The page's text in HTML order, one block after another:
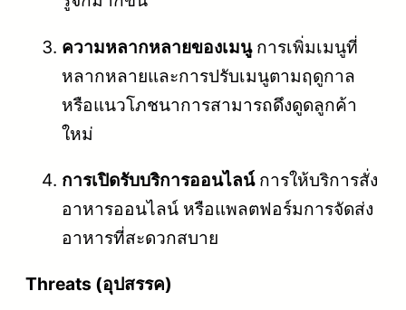
ความหลากหลายของเมนูการเพิ่มเมนูที่
หลากหลายและการปรับเมนูตามฤดูกาล
หรือแนวโภชนาการสามารถดึงดูดลูกค้า
ใหม่
การเปิดรับบริการออนไลน์การให้บริการสั่ง
อาหารออนไลน์ หรือแพลตฟอร์มการจัดส่ง
อาหารที่สะดวกสบาย
Threats (อุปสรรค)